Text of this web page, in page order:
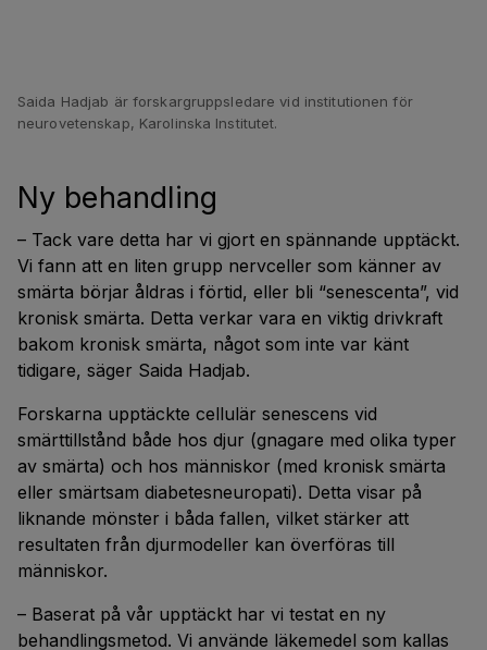
Saida Hadjab är forskargruppsledare vid institutionen för
neurovetenskap, Karolinska Institutet.
Ny behandling
– Tack vare detta har vi gjort en spännande upptäckt.
Vi fann att en liten grupp nervceller som känner av
smärta börjar åldras i förtid, eller bli “senescenta”, vid
kronisk smärta. Detta verkar vara en viktig drivkraft
bakom kronisk smärta, något som inte var känt
tidigare, säger Saida Hadjab.
Forskarna upptäckte cellulär senescens vid
smärttillstånd både hos djur (gnagare med olika typer
av smärta) och hos människor (med kronisk smärta
eller smärtsam diabetesneuropati). Detta visar på
liknande mönster i båda fallen, vilket stärker att
resultaten från djurmodeller kan överföras till
människor.
– Baserat på vår upptäckt har vi testat en ny
behandlingsmetod. Vi använde läkemedel som kallas